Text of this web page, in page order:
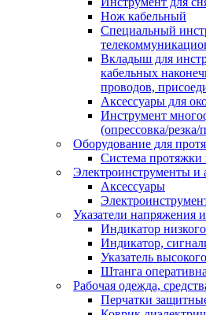
Нож кабельный
Специальный
Вкладыш для
кабельных
проводов,
Аксессуары для
Инструмент
(опрессовка/
Оборудование для
Система протяжки
Электроинструменты и
Аксессуары
Указатели напряжения
Индикатор
Индикатор,
Указатель
Штанга
Рабочая одежда,
Перчатки